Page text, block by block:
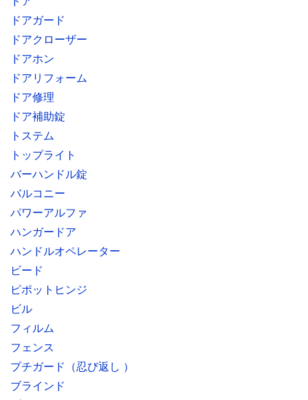
ドアガード
ドアクローザー
ドアホン
ドアリフォーム
ドア修理
ドア補助錠
トステム
トップライト
バーハンドル錠
バルコニー
パワーアルファ
ハンガードア
ハンドルオペレーター
ビード
ピポットヒンジ
ビル
フィルム
フェンス
プチガード（忍び返し ）
ブラインド